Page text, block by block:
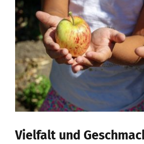
Vielfalt und